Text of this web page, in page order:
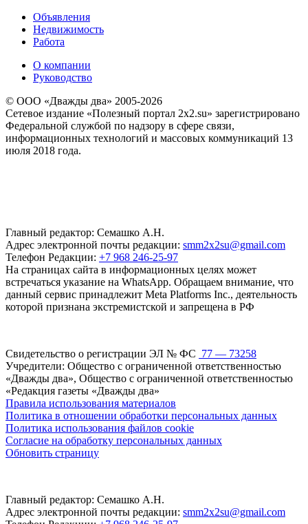
Объявления
Недвижимость
Работа
О компании
Руководство
© ООО «Дважды два» 2005-2026
Сетевое издание «Полезный портал 2x2.su» зарегистрировано
Федеральной службой по надзору в сфере связи,
информационных технологий и массовых коммуникаций 13
июля 2018 года.
Главный редактор: Семашко А.Н.
Адрес электронной почты редакции: smm2x2su@gmail.com
Телефон Редакции: +7 968 246-25-97
На страницах сайта в информационных целях может
встречаться указание на WhatsApp. Обращаем внимание, что
данный сервис принадлежит Meta Platforms Inc., деятельность
которой признана экстремистской и запрещена в РФ
Свидетельство о регистрации ЭЛ № ФС 77 — 73258
Учредители: Общество с ограниченной ответственностью
«Дважды два», Общество с ограниченной ответственностью
«Редакция газеты «Дважды два»
Правила использования материалов
Политика в отношении обработки персональных данных
Политика использования файлов cookie
Согласие на обработку персональных данных
Обновить страницу
Главный редактор: Семашко А.Н.
Адрес электронной почты редакции: smm2x2su@gmail.com